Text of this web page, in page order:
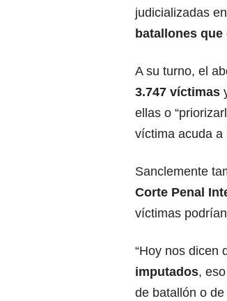
judicializadas
batallones
A su turno, el
3.747 víctimas
ellas o
víctima acuda a
Sanclemente
Corte Penal
víctimas
“Hoy nos dicen
imputados,
de batallón o